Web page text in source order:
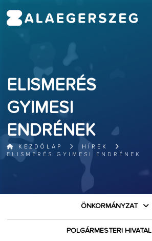
ELISMERÉS
GYIMESI
ENDRÉNEK
KEZDŐLAP
HÍREK
ELISMERÉS GYIMESI ENDRÉNEK
ÖNKORMÁNYZAT
POLGÁRMESTERI HIVATAL